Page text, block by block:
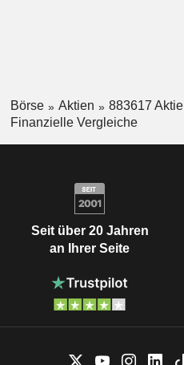
Börse Aktien 883617 Aktie
Finanzielle Vergleiche
Seit über 20 Jahren
an Ihrer Seite